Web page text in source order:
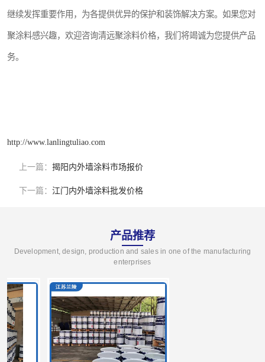
继续发挥重要作用，为各提供优异的保护和装饰解决方案。如果您对
聚涂料感兴趣，欢迎咨询清远聚涂料价格，我们将竭诚为您提供产品
务。
http://www.lanlingtuliao.com
上一篇： 揭阳内外墙涂料市场报价
下一篇： 江门内外墙涂料批发价格
产品推荐
Development, design, production and sales in one of the manufacturing
enterprises